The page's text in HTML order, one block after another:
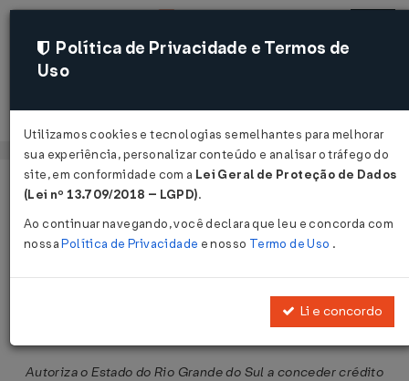
Acessar
Página Inicial Legislações
Convênio ICMS Nº 52 DE
Autoriza o Estado do Rio Grande do Sul a conceder crédito
Política de Privacidade e Termos de
Uso
Utilizamos cookies e tecnologias semelhantes para melhorar
sua experiência, personalizar conteúdo e analisar o tráfego do
site, em conformidade com a Lei Geral de Proteção de Dados
(Lei nº 13.709/2018 – LGPD).
Ao continuar navegando, você declara que leu e concorda com
nossaPolítica de Privacidade e nosso Termo de Uso .
Li e concordo